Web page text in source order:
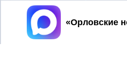
Принять